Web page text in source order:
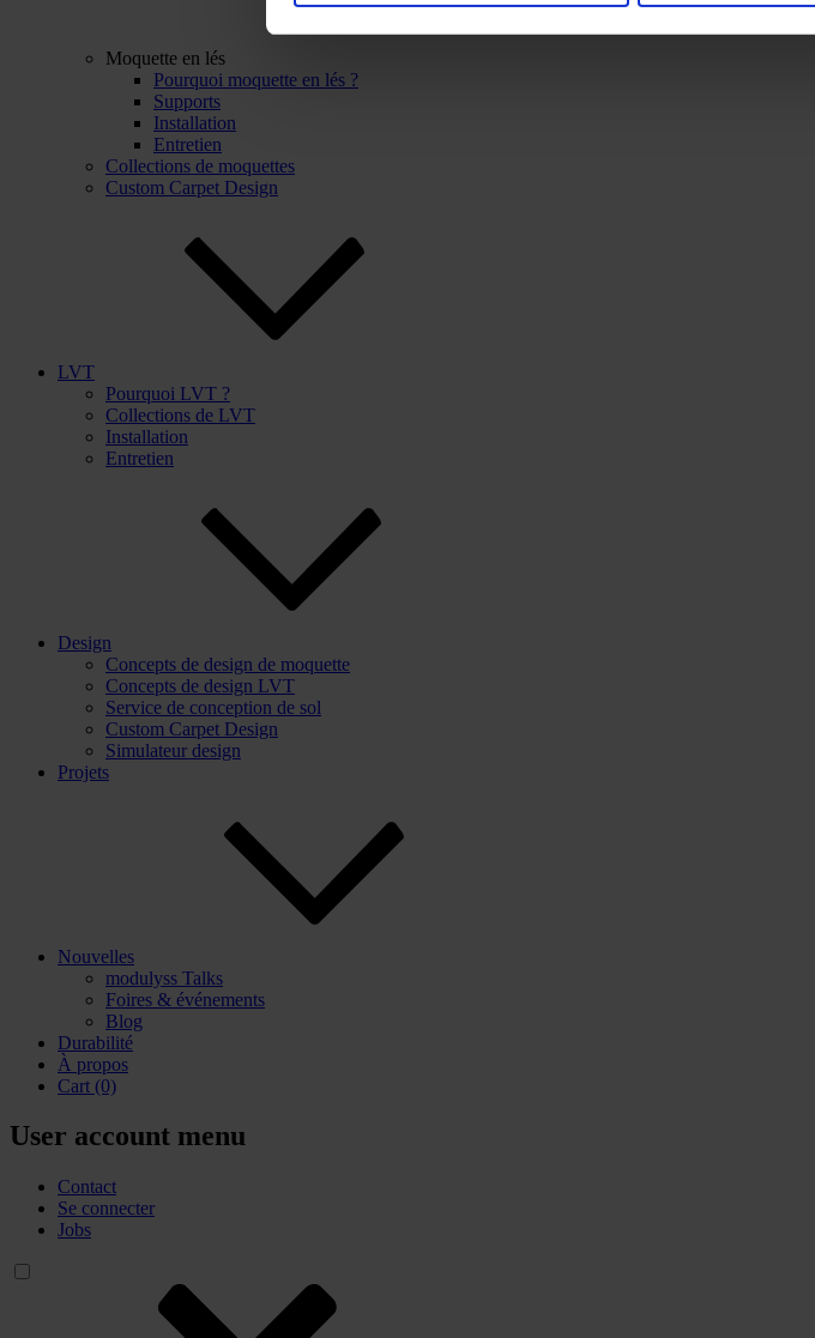
Moquette en lés
Pourquoi moquette en lés ?
Supports
Installation
Entretien
Collections de moquettes
Custom Carpet Design
LVT
Pourquoi LVT ?
Collections de LVT
Installation
Entretien
Design
Concepts de design de moquette
Concepts de design LVT
Service de conception de sol
Custom Carpet Design
Simulateur design
Projets
Nouvelles
modulyss Talks
Foires & événements
Blog
Durabilité
À propos
Cart (0)
User account menu
Contact
Se connecter
Jobs